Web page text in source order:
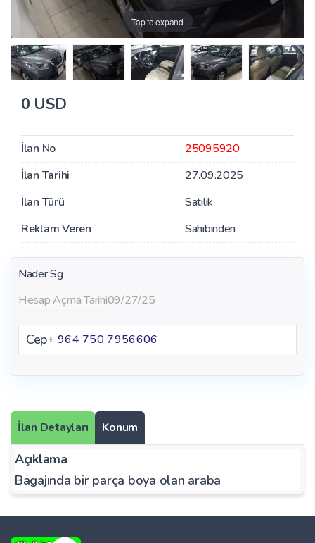
Tap to expand
0 USD
İlan No
25095920
İlan Tarihi
27.09.2025
İlan Türü
Satılık
Reklam Veren
Sahibinden
Nader Sg
Hesap Açma Tarihi09/27/25
Cep+ 964 750 7956606
İlan Detayları Konum
Açıklama
Bagajında bir parça boya olan araba